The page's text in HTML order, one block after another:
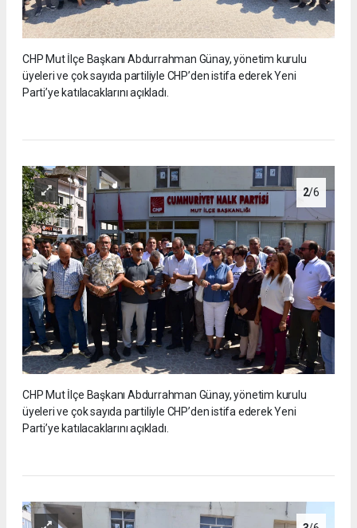
CHP Mut İlçe Başkanı Abdurrahman Günay, yönetim kurulu
üyeleri ve çok sayıda partiliyle CHP’den istifa ederek Yeni
Parti’ye katılacaklarını açıkladı.
2/6
CHP Mut İlçe Başkanı Abdurrahman Günay, yönetim kurulu
üyeleri ve çok sayıda partiliyle CHP’den istifa ederek Yeni
Parti’ye katılacaklarını açıkladı.